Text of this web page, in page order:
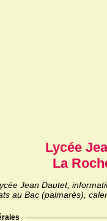
Lycée
La
Jean Dautet,
au Bac (palmarès),